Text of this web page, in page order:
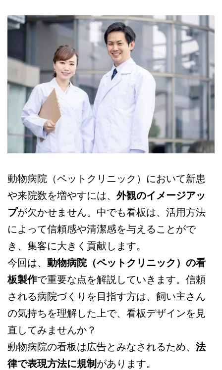
動物病院（ペットクリニック）において新患
や来院数を増やすには、 外観のイメージアッ
プが欠かせません。中でも看板は、活用方法
によって信頼感や清潔感を与えることがで
き、集客に大きく貢献します。
今回は、 動物病院（ペットクリニック）の看
板製作で重要な点を解説していきます。信頼
される病院づくりを目指す方は、飼い主さん
の気持ちを理解した上で、看板デザインを見
直してみませんか？
動物病院の看板は広告とみなされるため、 法
律で表現方法に規制 があります。